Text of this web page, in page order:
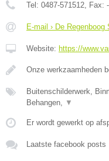
Tel: 0487-571512, Fax: -
E-mail › De
Website: https://
Onze werkzaamheden
Buitenschilderwerk,
Behangen, ▼
Er wordt gewerkt op
Laatste facebook posts